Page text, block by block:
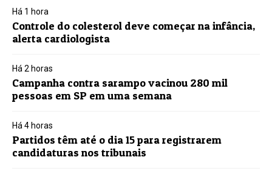
Há 1 hora
Controle do colesterol deve começar na infância,
alerta cardiologista
Há 2 horas
Campanha contra sarampo vacinou 280 mil
pessoas em SP em uma semana
Há 4 horas
Partidos têm até o dia 15 para registrarem
candidaturas nos tribunais